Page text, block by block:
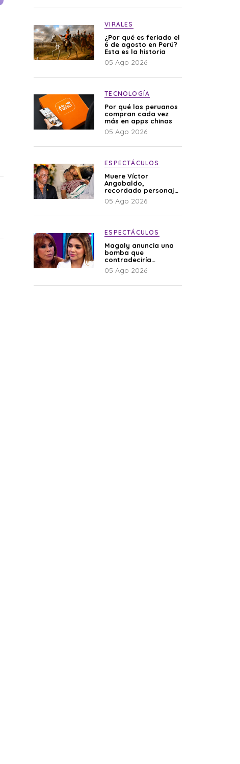
VIRALES
¿Por qué es feriado el
6 de agosto en Perú?
Esta es la historia
05 Ago 2026
TECNOLOGÍA
Por qué los peruanos
compran cada vez
más en apps chinas
05 Ago 2026
ESPECTÁCULOS
Muere Víctor
Angobaldo,
recordado personaje
de la farándula y
expareja de Shirley
05 Ago 2026
ESPECTÁCULOS
Magaly anuncia una
bomba que
contradeciría
comunicado de La
Bella Luz: “Hay un
05 Ago 2026